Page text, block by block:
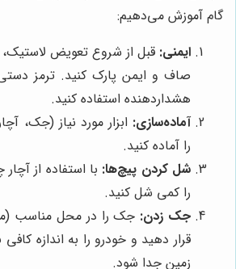
گام آموزش می‌دهیم:
ایمنی: قبل از شروع تعویض
صاف و ایمن پارک کنید. ترمز
هشداردهنده استفاده کنید.
آماده‌سازی: ابزار مورد نیاز (جک،
را آماده کنید.
شل کردن پیچ‌ها: با استفاده از
را کمی شل کنید.
جک زدن: جک را در محل مناسب
قرار دهید و خودرو را به اندازه کافی
زمین جدا شود.